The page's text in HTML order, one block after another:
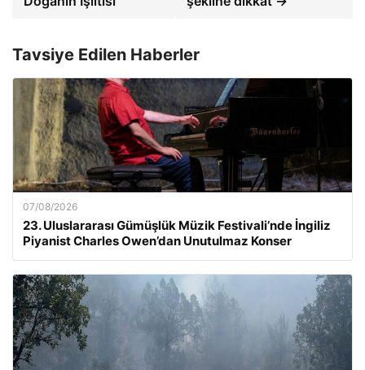
Tavsiye Edilen Haberler
07/08/2026
23. Uluslararası Gümüşlük Müzik Festivali’nde İngiliz
Piyanist Charles Owen’dan Unutulmaz Konser